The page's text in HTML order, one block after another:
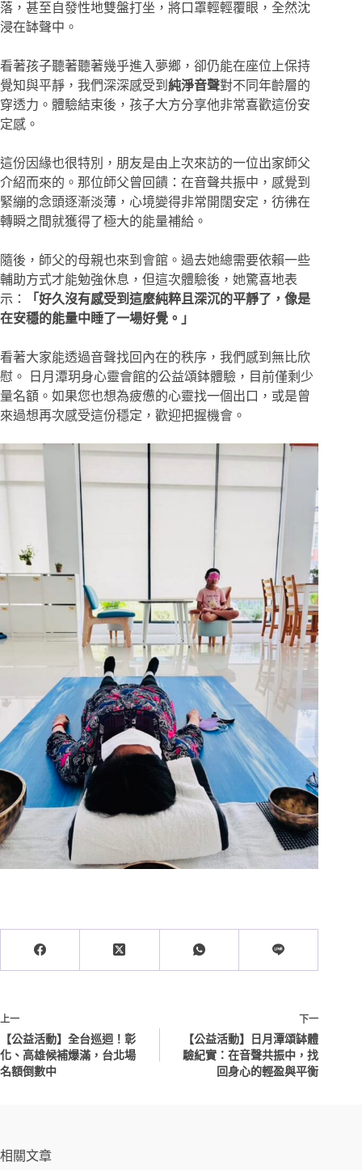
落，甚至自發性地雙盤打坐，將口罩輕輕覆眼，全然沈
浸在缽聲中。
看著孩子聽著聽著幾乎進入夢鄉，卻仍能在座位上保持
覺知與平靜，我們深深感受到 純淨音聲對不同年齡層的
穿透力。體驗結束後，孩子大方分享他非常喜歡這份安
定感。
這份因緣也很特別，朋友是由上次來訪的一位出家師父
介紹而來的。那位師父曾回饋：在音聲共振中，感覺到
緊繃的念頭逐漸淡薄，心境變得非常開闊安定，彷彿在
轉瞬之間就獲得了極大的能量補給。
隨後，師父的母親也來到會館。過去她總需要依賴一些
輔助方式才能勉強休息，但這次體驗後，她驚喜地表
示：
「好久沒有感受到這麼純粹且深沉的平靜了，像是
在安穩的能量中睡了一場好覺。」
看著大家能透過音聲找回內在的秩序，我們感到無比欣
慰。 日月潭玥身心靈會館的公益頌鉢體驗，目前僅剩少
量名額。如果您也想為疲憊的心靈找一個出口，或是曾
來過想再次感受這份穩定，歡迎把握機會。
上一
【公益活動】全台巡迴！彰
化、高雄候補爆滿，台北場
名額倒數中
下一
【公益活動】日月潭頌缽體
驗紀實：在音聲共振中，找
回身心的輕盈與平衡
相關文章